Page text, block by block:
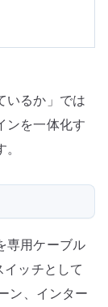
いるか」では
ンを一体化す
専用ケーブル
ッチとして
ン、インター